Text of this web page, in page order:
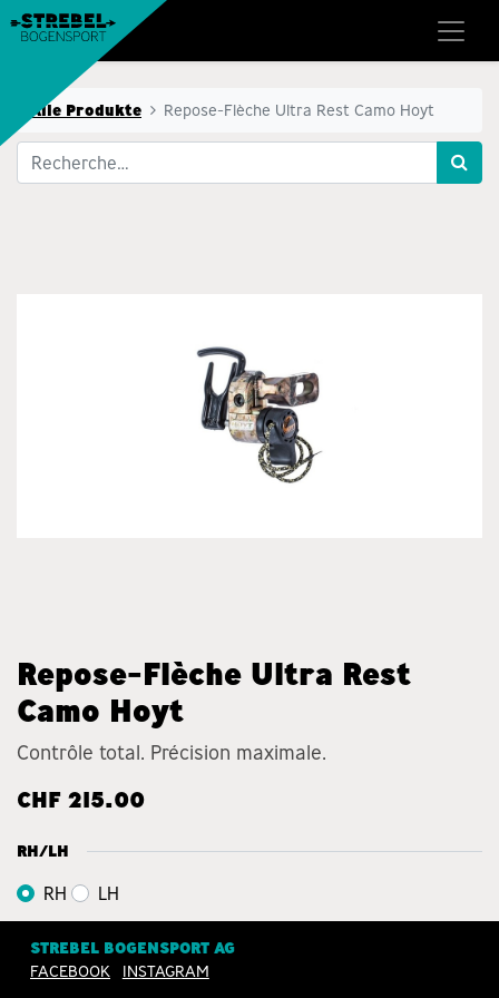
Alle Produkte Repose-Flèche Ultra Rest Camo Hoyt
Repose-Flèche Ultra Rest
Camo Hoyt
Contrôle total. Précision maximale.
CHF 215.00
RH/LH
RH LH
STREBEL BOGENSPORT AG
FACEBOOK
INSTAGRAM